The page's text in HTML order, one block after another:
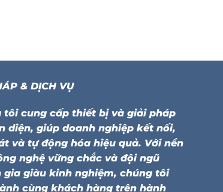
& DỊCH VỤ
tôi cung cấp thiết bị và giải pháp
diện, giúp doanh nghiệp kết nối,
và tự động hóa hiệu quả. Với nền
nghệ vững chắc và đội ngũ
gia giàu kinh nghiệm, chúng tôi
cùng khách hàng trên hành